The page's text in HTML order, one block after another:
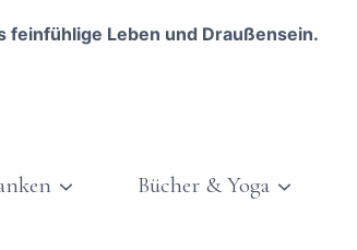
feinfühlige Leben und Draußensein.
Bücher & Yoga